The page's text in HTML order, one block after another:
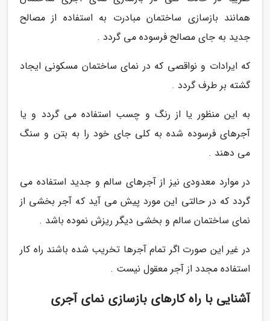
همانند بازسازی ساختمان مبادرت به استفاده از مصالح
جدید به جای مصالح فرسوده می گردد .
که ایرادات و نواقصی که در نمای ساختمان مسکونی ایجاد
گشته بر طرف گردد .
به این منظور یا از رنگ و چسب استفاده می گردد و یا
آجرهای فرسوده شده به کلی جای خود را به بتن و سنگ
می دهند .
در موارد معدودی نیز از آجرهای سالم و جدید استفاده می
گردد که در حالتی این مورد پیش می آید که آجر بخشی از
نمای ساختمان سالم و بخشی دیگر ریزش نموده باشد .
در غیر این صورت اگر تمام آجرها تخریب شده باشند راه کار
استفاده مجدد از آجر معقول نیست .
آشنایی با راه کارهای بازسازی نمای آجری